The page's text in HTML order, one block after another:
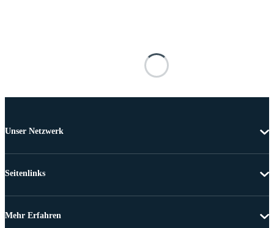
Unser Netzwerk
Seitenlinks
Mehr Erfahren